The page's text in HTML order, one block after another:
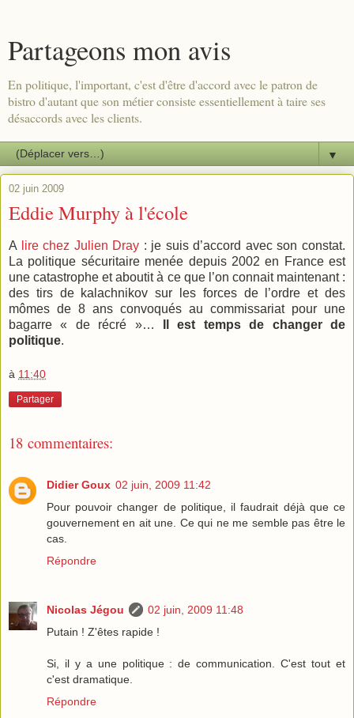
Partageons mon avis
En politique, l'important, c'est d'être d'accord avec le patron de
bistro d'autant que son métier consiste essentiellement à taire ses
désaccords avec les clients.
▼
02 juin 2009
Eddie Murphy à l'école
A lire chez Julien Dray : je suis d’accord avec son constat.
La politique sécuritaire menée depuis 2002 en France est
une catastrophe et aboutit à ce que l’on connait maintenant :
des tirs de kalachnikov sur les forces de l’ordre et des
mômes de 8 ans convoqués au commissariat pour une
bagarre « de récré »…
Il est temps de changer de
politique.
à 11:40
Partager
18 commentaires:
Didier Goux 02 juin, 2009 11:42
Pour pouvoir changer de politique, il faudrait déjà que ce
gouvernement en ait une. Ce qui ne me semble pas être le
cas.
Répondre
Nicolas Jégou
02 juin, 2009 11:48
Putain ! Z'êtes rapide !
Si, il y a une politique : de communication. C'est tout et
c'est dramatique.
Répondre